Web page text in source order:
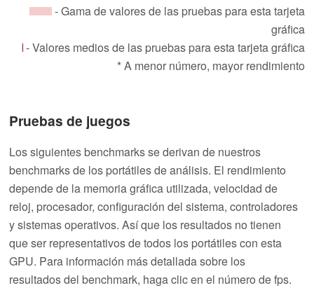
- Gama de valores de las pruebas para esta tarjeta
gráfica
- Valores medios de las pruebas para esta tarjeta gráfica
* A menor número, mayor rendimiento
Pruebas de juegos
Los siguientes benchmarks se derivan de nuestros
benchmarks de los portátiles de análisis. El rendimiento
depende de la memoria gráfica utilizada, velocidad de
reloj, procesador, configuración del sistema, controladores
y sistemas operativos. Así que los resultados no tienen
que ser representativos de todos los portátiles con esta
GPU. Para información más detallada sobre los
resultados del benchmark, haga clic en el número de fps.